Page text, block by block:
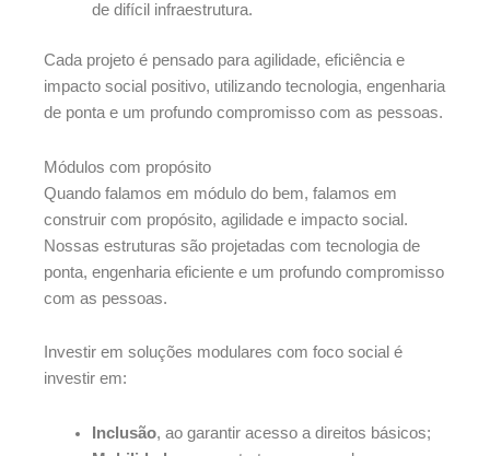
de difícil infraestrutura.
Cada projeto é pensado para agilidade, eficiência e
impacto social positivo, utilizando tecnologia, engenharia
de ponta e um profundo compromisso com as pessoas.
Módulos com propósito
Quando falamos em módulo do bem, falamos em
construir com propósito, agilidade e impacto social.
Nossas estruturas são projetadas com tecnologia de
ponta, engenharia eficiente e um profundo compromisso
com as pessoas.
Investir em soluções modulares com foco social é
investir em:
Inclusão, ao garantir acesso a direitos básicos;